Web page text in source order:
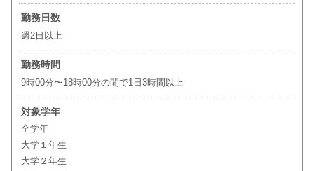
勤務日数
週2日以上
勤務時間
9時00分〜18時00分の間で1日3時間以上
対象学年
全学年
大学１年生
大学２年生